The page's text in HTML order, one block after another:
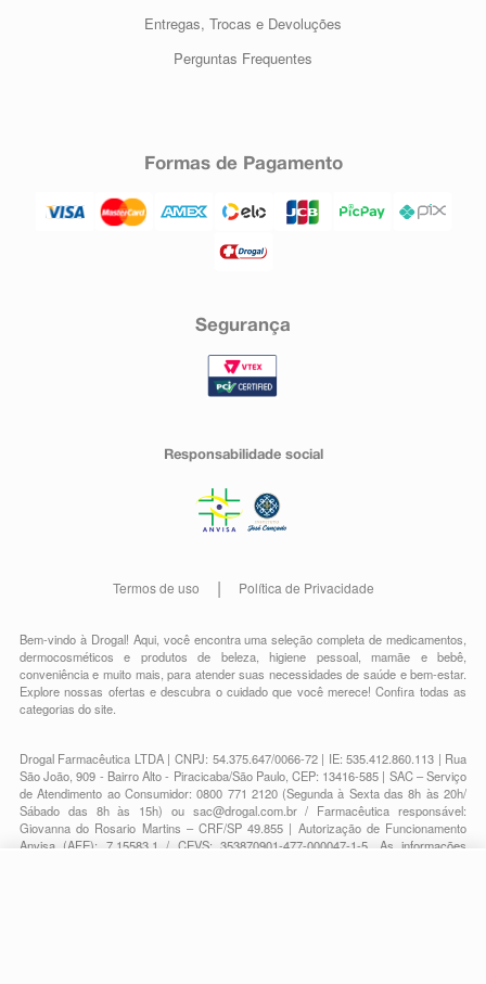
Entregas, Trocas e Devoluções
Perguntas Frequentes
Formas de Pagamento
Segurança
Responsabilidade social
Termos de uso Política de Privacidade
Bem-vindo à Drogal! Aqui, você encontra uma seleção completa demedicamentos
dermocosméticos e produtos de beleza,higiene pessoal,mamãe e bebê
conveniênciae muito mais, para atender suas necessidades de saúde e bem-estar.
Explore nossas ofertas e descubra o cuidado que você merece!Confira todas as
categorias do site.
Drogal Farmacêutica LTDA | CNPJ: 54.375.647/0066-72 | IE: 535.412.860.113 | Rua
São João, 909 - Bairro Alto - Piracicaba/São Paulo, CEP: 13416-585 | SAC – Serviço
de Atendimento ao Consumidor: 0800 771 2120 (Segunda à Sexta das 8h às 20h/
Sábado das 8h às 15h) ou sac@drogal.com.br/ Farmacêutica responsável:
Giovanna do Rosario Martins – CRF/SP 49.855 | Autorização de Funcionamento
Anvisa (AFE): 7.15583.1 / CEVS: 353870901-477-000047-1-5. As informações